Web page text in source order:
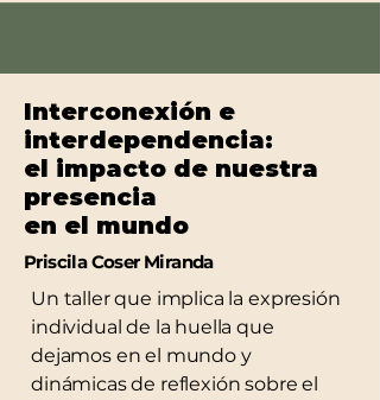
Interconexión e
interdependencia:
el impacto de nuestra
presencia
en el mundo
Priscila Coser Miranda
Un taller que implica la expresión
individual de la huella que
dejamos en el mundo y
dinámicas de reflexión sobre el